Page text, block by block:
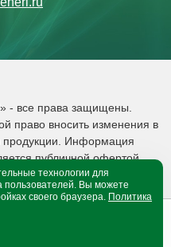
- все права защищены.
право вносить изменения в
продукции. Информация
публичной офертой.
данных
технологии для
пользователей. Вы можете
своего браузера. Политика